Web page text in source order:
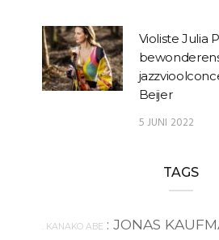
Violiste Julia
Beijer
5 JUNI 2022
TAGS
. KANAKO ABE : JONAS